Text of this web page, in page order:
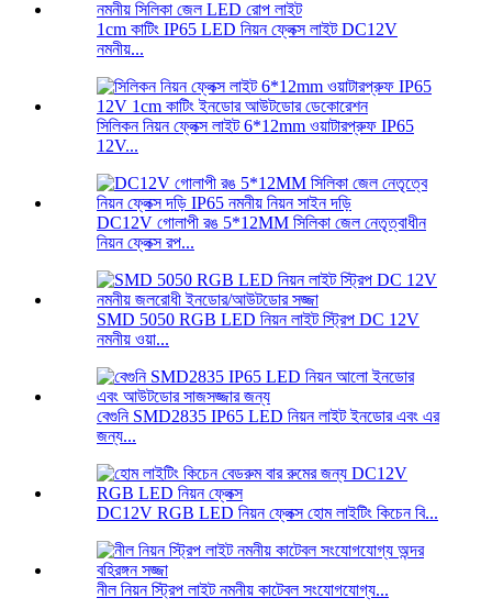
1cm কাটিং IP65 LED নিয়ন ফ্লেক্স লাইট DC12V
নমনীয়...
সিলিকন নিয়ন ফ্লেক্স লাইট 6*12mm ওয়াটারপ্রুফ IP65
12V...
DC12V গোলাপী রঙ 5*12MM সিলিকা জেল নেতৃত্বাধীন
নিয়ন ফ্লেক্স রপ...
SMD 5050 RGB LED নিয়ন লাইট স্ট্রিপ DC 12V
নমনীয় ওয়া...
বেগুনি SMD2835 IP65 LED নিয়ন লাইট ইনডোর এবং এর
জন্য...
DC12V RGB LED নিয়ন ফ্লেক্স হোম লাইটিং কিচেন বি...
নীল নিয়ন স্ট্রিপ লাইট নমনীয় কাটেবল সংযোগযোগ্য...